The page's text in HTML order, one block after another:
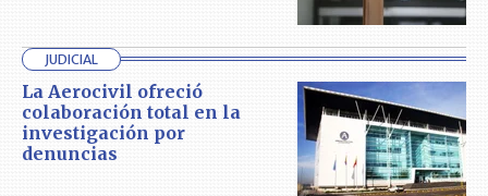
JUDICIAL
La Aerocivil ofreció
colaboración total en la
investigación por
denuncias